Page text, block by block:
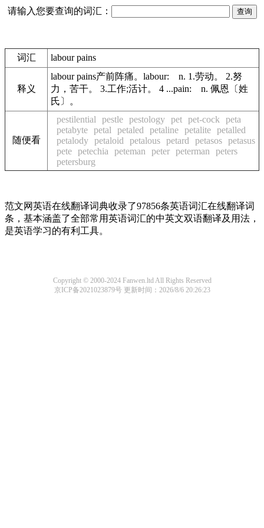
请输入您要查询的词汇：
词汇 labour pains
释义
labour pains产前阵痛。labour: n. 1.劳动。 2.努
力，苦干。 3.工作;活计。 4 ...pain: n. 佩恩〔姓
氏〕。
随便看
pestilential pestle pestology pet pet-cock
peta
petabyte petal petaled petaline petalite petalled
petalody petaloid petalous petard petasos petasus
pete petechia peteman peter peterman
peters
petersburg
范文网英语在线翻译词典收录了97856条英语词汇在线翻译词
条，基本涵盖了全部常用英语词汇的中英文双语翻译及用法，
是英语学习的有利工具。
Copyright © 2000-2024 Fanwen.ltd All Rights Reserved
京ICP备2021023879号更新时间：2026/8/6 20:26:23